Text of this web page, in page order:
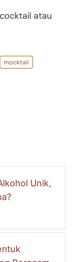
atau
mocktail
Unik,